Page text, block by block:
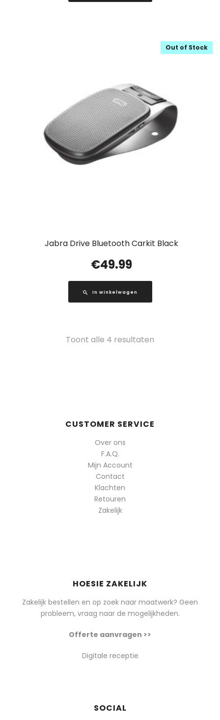
Jabra Drive Bluetooth Carkit Black
Out of Stock
€49.99
In winkelwagen
Toont alle 4 resultaten
CUSTOMER SERVICE
Over ons
F.A.Q.
Mijn Account
Contact
Klachten
Retouren
Zakelijk
HOESIE ZAKELIJK
Zakelijk bestellen en op zoek naar maatwerk? Geen
probleem, vraag naar de mogelijkheden.
Offerte aanvragen >>
Digitale receptie
SOCIAL